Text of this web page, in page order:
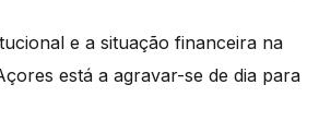
e a situação financeira na
está a agravar-se de dia para